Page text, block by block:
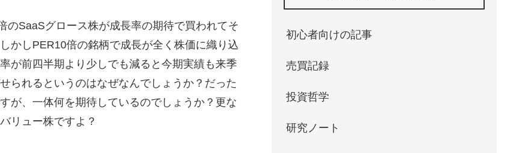
SaaSグロース株が成長率の期待で買われてそ
かしPER10倍の銘柄で成長が全く株価に織り込
が前四半期より少しでも減ると今期実績も来季
られるというのはなぜなんでしょうか？だった
、一体何を期待しているのでしょうか？更な
リュー株ですよ？
初心者向けの記事
売買記録
投資哲学
研究ノート